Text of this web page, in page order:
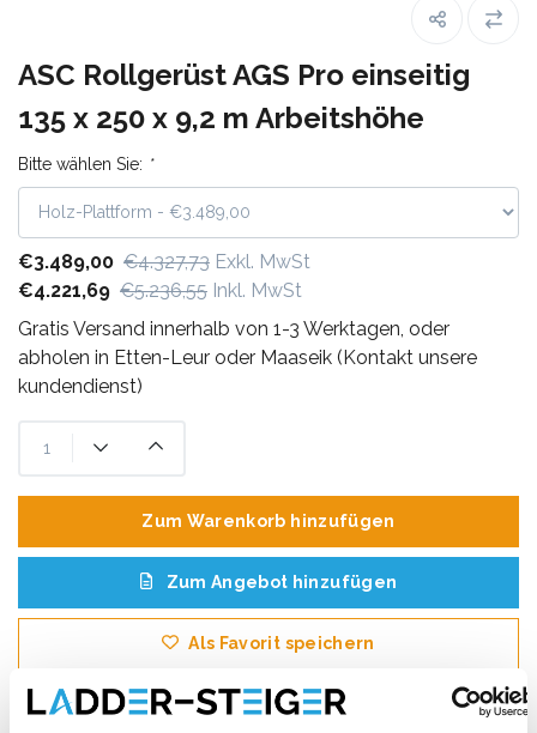
ASC Rollgerüst AGS Pro einseitig
135 x 250 x 9,2 m Arbeitshöhe
Bitte wählen Sie: *
€3.489,00 €4.327,73 Exkl. MwSt
€4.221,69 €5.236,55 Inkl. MwSt
Gratis Versand innerhalb von 1-3 Werktagen, oder
abholen in Etten-Leur oder Maaseik (Kontakt unsere
kundendienst)
Zum Warenkorb hinzufügen
Zum Angebot hinzufügen
Als Favorit speichern